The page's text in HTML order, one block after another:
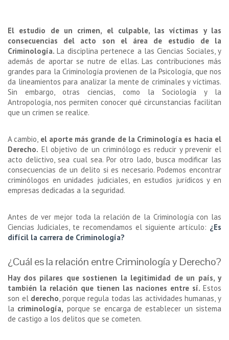
El estudio de un crimen, el culpable, las víctimas y las
consecuencias del acto son el área de estudio de la
Criminología.La disciplina pertenece a las Ciencias Sociales, y
además de aportar se nutre de ellas. Las contribuciones más
grandes para la Criminología provienen de la Psicología, que nos
da lineamientos para analizar la mente de criminales y víctimas.
Sin embargo, otras ciencias, como la Sociología y la
Antropología, nos permiten conocer qué circunstancias facilitan
que un crimen se realice.
A cambio, el aporte más grande de la Criminología es hacia el
Derecho. El objetivo de un criminólogo es reducir y prevenir el
acto delictivo, sea cual sea. Por otro lado, busca modificar las
consecuencias de un delito si es necesario. Podemos encontrar
criminólogos en unidades judiciales, en estudios jurídicos y en
empresas dedicadas a la seguridad.
Antes de ver mejor toda la relación de la Criminología con las
Ciencias Judiciales, te recomendamos el siguiente artículo: ¿Es
difícil la carrera de Criminología?
¿Cuál es la relación entre Criminología y Derecho?
Hay dos pilares que sostienen la legitimidad de un país, y
también la relación que tienen las naciones entre sí. Estos
son el derecho, porque regula todas las actividades humanas, y
la criminología, porque se encarga de establecer un sistema
de castigo a los delitos que se cometen.